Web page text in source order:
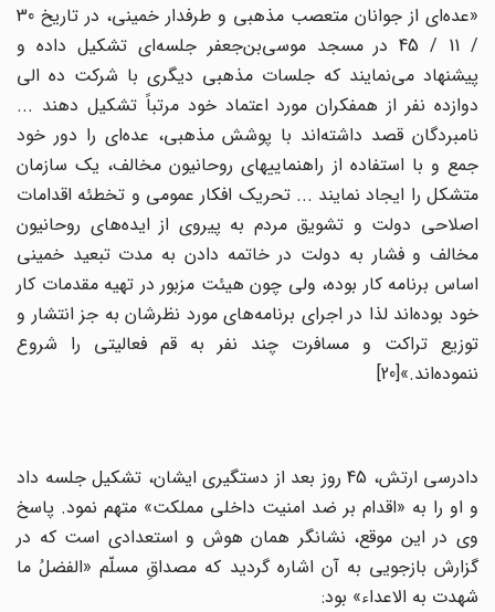
«عده‌ای از جوانان متعصب مذهبی و طرفدار خمینی، در تاریخ 30
/ 11 / 45 در مسجد موسی‌بن‌جعفر جلسه‌ای تشکیل داده و
پیشنهاد می‌نمایند که جلسات مذهبی دیگری با شرکت ده الی
دوازده نفر از همفکران مورد اعتماد خود مرتباً تشکیل دهند ...
نامبردگان قصد داشته‌اند با پوشش مذهبی، عده‌ای را دور خود
جمع و با استفاده از راهنماییهای روحانیون مخالف، یک سازمان
متشکل را ایجاد نمایند ... تحریک افکار عمومی و تخطئه اقدامات
اصلاحی دولت و تشویق مردم به پیروی از ایده‌های روحانیون
مخالف و فشار به دولت در خاتمه دادن به مدت تبعید خمینی
اساس برنامه کار بوده، ولی چون هیئت مزبور در تهیه مقدمات کار
خود بوده‌اند لذا در اجرای برنامه‌های مورد نظرشان به جز انتشار و
توزیع تراکت و مسافرت چند نفر به قم فعالیتی را شروع
ننموده‌اند.»[20]
دادرسی ارتش، 45 روز بعد از دستگیری ایشان، تشکیل جلسه داد
و او را به «اقدام بر ضد امنیت داخلی مملکت» متهم نمود. پاسخ
وی در این موقع، نشانگر همان هوش و استعدادی است که در
گزارش بازجویی به آن اشاره گردید که مصداقِ مسلّم «الفضلُ ما
شهدت به الاعداء» بود: